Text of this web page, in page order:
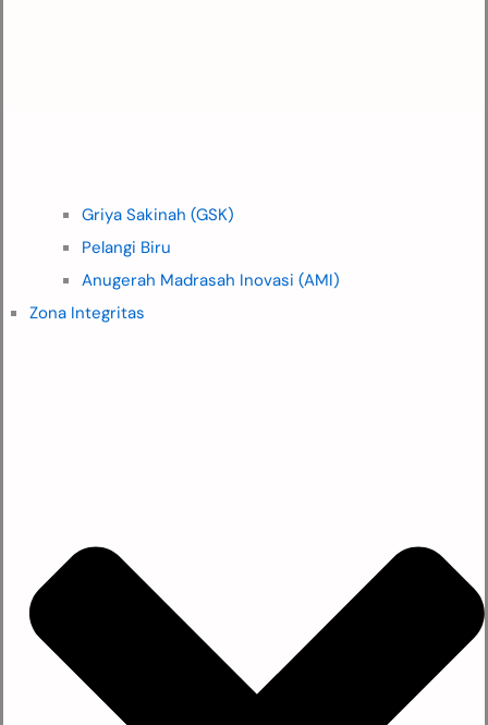
Griya Sakinah (GSK)
Pelangi Biru
Anugerah Madrasah Inovasi (AMI)
Zona Integritas